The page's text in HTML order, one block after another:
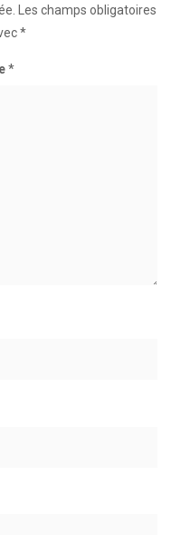
Les champs obligatoires
*
*